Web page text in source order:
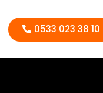
0533 023 38 10